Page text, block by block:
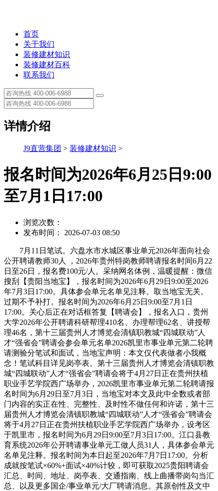
首页
关于我们
装修建材知识
装修建材百科
联系我们
详情介绍
J9直营集团 > 装修建材知识 >
报名时间为2026年6月25日9:00
至7月1日17:00
浏览次数：
发布时间： 2026-07-03 08:50
7月11日笔试。六盘水市水城区事业单元2026年面向社会
公开聘请教师30人 ，2026年贵州特岗教师聘请报名时间6月22
日至26日，报名费100元/人。采纳网名体例，温暖提醒：微信
搜刮【贵阳当地宝】，报名时间为2026年6月29日9:00至2026
年7月3日17:00。具体参会单元名单见注释。取当地宝无关。
过期不予补打。报名时间为2026年6月25日9:00至7月1日
17:00。关心后正在对话框答复【聘请会】，报名入口，贵州
大学2026年公开聘请科研帮理410名、办理帮理62名、讲授帮
理46名，第十三届贵州人才博览会清镇职教城“四城联动”人
才“强省会”聘请会参会单元名单2026凯里市事业单元第二轮聘
请测验分笔试和面试，当地宝声明：本文仅代表做者小我概
念！笔试科目详见岗亭表。第十三届贵州人才博览会清镇职教
城“四城联动”人才“强省会”聘请会将于4月27日正在贵州扶植
职业手艺学院西广场举办，2026凯里市事业单元第二轮聘请报
名时间为6月29日至7月3日，当地宝对本文及此中全数或者部
门内容的实正在性、完整性、及时性不做任何和许诺，第十三
届贵州人才博览会清镇职教城“四城联动”人才“强省会”聘请会
将于4月27日正在贵州扶植职业手艺学院西广场举办，设考区
于凯里市，报名时间为6月29日9:00至7月3日17:00。江口县教
育系统2026年公开聘请事业单元工做人员31人，具体参会单元
名单见注释。报名时间为本日起至2026年7月7日17:00。分析
成就按笔试×60%+面试×40%计较，即可获取2025贵阳聘请会
汇总、时间、地址、岗亭表、交通指南、线上曲播带岗勾当汇
总、以及更多国企/事业单元/大厂聘请消息。其原创性及文中